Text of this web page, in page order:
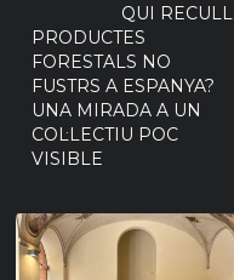
QUI RECULL
PRODUCTES
FORESTALS NO
FUSTRS A ESPANYA?
UNA MIRADA A UN
COL·LECTIU POC
VISIBLE